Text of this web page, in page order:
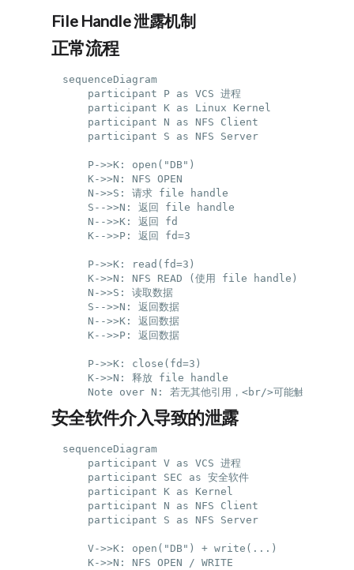
File Handle 泄露机制
正常流程
sequenceDiagram
    participant P as VCS 进程
    participant K as Linux Kernel
    participant N as NFS Client
    participant S as NFS Server
    P->>K: open("DB")
    K->>N: NFS OPEN
    N->>S: 请求 file handle
    S-->>N: 返回 file handle
    N-->>K: 返回 fd
    K-->>P: 返回 fd=3
    P->>K: read(fd=3)
    K->>N: NFS READ (使用 file handle)
    N->>S: 读取数据
    S-->>N: 返回数据
    N-->>K: 返回数据
    K-->>P: 返回数据
    P->>K: close(fd=3)
    K->>N: 释放 file handle
安全软件介入导致的泄露
sequenceDiagram
    participant V as VCS 进程
    participant SEC as 安全软件
    participant K as Kernel
    participant N as NFS Client
    participant S as NFS Server
    V->>K: open("DB") + write(...)
    K->>N: NFS OPEN / WRITE